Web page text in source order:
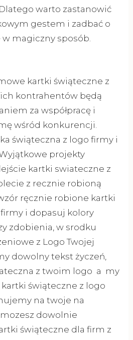
warto zastanowić
gestem i zadbać o
magiczny sposób.
kartki świąteczne z
kontrahentów będą
za współpracę i
wśród konkurencji.
świąteczna z logo firmy i
projekty
kartki swiateczne z
z recznie robioną
ręcznie robione kartki
i dopasuj kolory
zdobienia, w srodku
z Logo Twojej
dowolny tekst życzeń,
z twoim logo a my
świąteczne z logo
na twoje na
dowolnie
świąteczne dla firm z